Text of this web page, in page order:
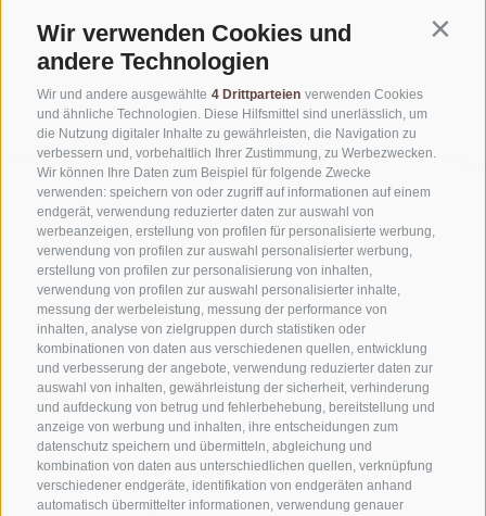
Wir verwenden Cookies und
andere Technologien
Wir und andere ausgewählte 4 Drittparteien verwenden Cookies
und ähnliche Technologien. Diese Hilfsmittel sind unerlässlich, um
die Nutzung digitaler Inhalte zu gewährleisten, die Navigation zu
verbessern und, vorbehaltlich Ihrer Zustimmung, zu Werbezwecken.
Wir können Ihre Daten zum Beispiel für folgende Zwecke
verwenden: speichern von oder zugriff auf informationen auf einem
endgerät, verwendung reduzierter daten zur auswahl von
werbeanzeigen, erstellung von profilen für personalisierte werbung,
verwendung von profilen zur auswahl personalisierter werbung,
erstellung von profilen zur personalisierung von inhalten,
verwendung von profilen zur auswahl personalisierter inhalte,
messung der werbeleistung, messung der performance von
inhalten, analyse von zielgruppen durch statistiken oder
kombinationen von daten aus verschiedenen quellen, entwicklung
und verbesserung der angebote, verwendung reduzierter daten zur
auswahl von inhalten, gewährleistung der sicherheit, verhinderung
und aufdeckung von betrug und fehlerbehebung, bereitstellung und
anzeige von werbung und inhalten, ihre entscheidungen zum
datenschutz speichern und übermitteln, abgleichung und
kombination von daten aus unterschiedlichen quellen, verknüpfung
verschiedener endgeräte, identifikation von endgeräten anhand
automatisch übermittelter informationen, verwendung genauer
KONTAKTIERE UNS
+39 0472 765325
info@sterzing.com